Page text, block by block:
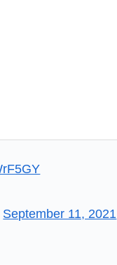
September 11, 2021